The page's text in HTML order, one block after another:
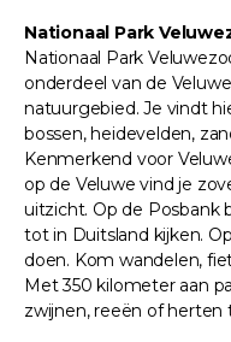
Nationaal Park
Nationaal Park
onderdeel van de
natuurgebied. Je vindt
bossen, heidevelden,
Kenmerkend voor
op de Veluwe vind je
uitzicht. Op de Posbank
tot in Duitsland kijken.
doen. Kom wandelen,
Met 350 kilometer aan
zwijnen, reeën of